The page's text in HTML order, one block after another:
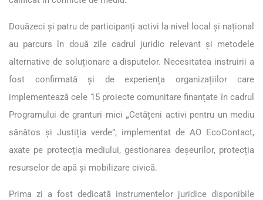
Douăzeci și patru de participanți activi la nivel local și național
au parcurs în două zile cadrul juridic relevant și metodele
alternative de soluționare a disputelor. Necesitatea instruirii a
fost confirmată și de experiența organizațiilor care
implementează cele 15 proiecte comunitare finanțate în cadrul
Programului de granturi mici „Cetățeni activi pentru un mediu
sănătos și Justiția verde”, implementat de AO EcoContact,
axate pe protecția mediului, gestionarea deșeurilor, protecția
resurselor de apă și mobilizare civică.
Prima zi a fost dedicată instrumentelor juridice disponibile